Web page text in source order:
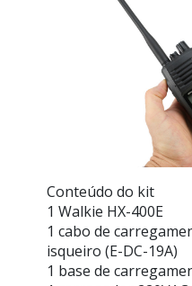
Conteúdo do kit
1 Walkie HX-400E
1 cabo de
isqueiro (E-DC-19A)
1 base de